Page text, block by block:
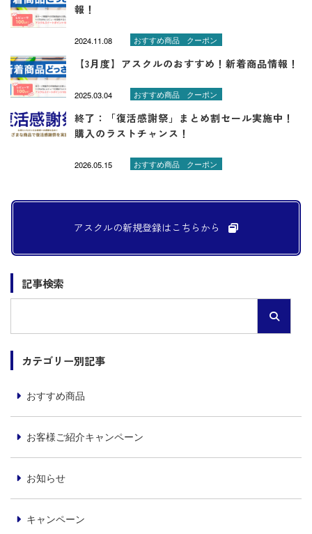
報！
2024.11.08 おすすめ商品 クーポン
【3月度】アスクルのおすすめ！新着商品情報！
2025.03.04 おすすめ商品 クーポン
終了：「復活感謝祭」まとめ割セール実施中！
購入のラストチャンス！
2026.05.15 おすすめ商品 クーポン
アスクルの新規登録は こちらから
記事検索
カテゴリー別記事
おすすめ商品
お客様ご紹介キャンペーン
お知らせ
キャンペーン